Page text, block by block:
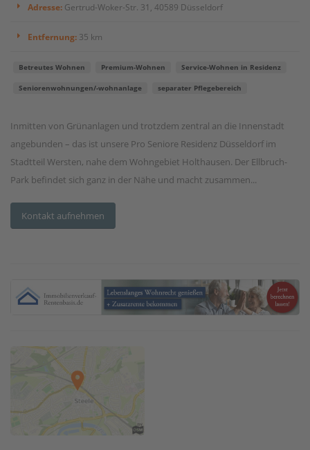
Adresse: Gertrud-Woker-Str. 31, 40589 Düsseldorf
Entfernung: 35 km
Betreutes Wohnen Premium-Wohnen Service-Wohnen in Residenz
Seniorenwohnungen/-wohnanlage separater Pflegebereich
Inmitten von Grünanlagen und trotzdem zentral an die Innenstadt
angebunden – das ist unsere Pro Seniore Residenz Düsseldorf im
Stadtteil Wersten, nahe dem Wohngebiet Holthausen. Der Ellbruch-
Park befindet sich ganz in der Nähe und macht zusammen...
Kontakt aufnehmen